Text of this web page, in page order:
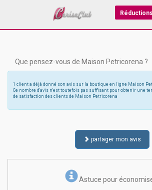
Réductions
Que pensez-vous de Maison Petricorena ?
1 client a déjà donné son avis sur la boutique en ligne Maison
Ce nombre d'avis n'est toutefois pas suffisant pour obtenir une
de satisfaction des clients de Maison Petricorena
partager mon avis
Astuce pour